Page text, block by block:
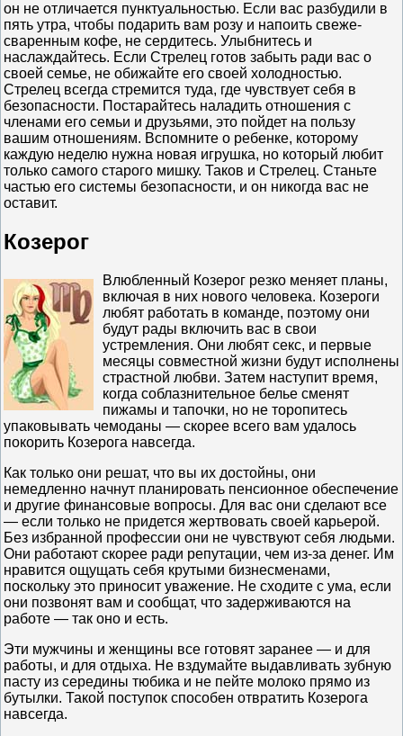
он не отличается пунктуальностью. Если вас разбудили в
пять утра, чтобы подарить вам розу и напоить свеже-
сваренным кофе, не сердитесь. Улыбнитесь и
наслаждайтесь. Если Стрелец готов забыть ради вас о
своей семье, не обижайте его своей холодностью.
Стрелец всегда стремится туда, где чувствует себя в
безопасности. Постарайтесь наладить отношения с
членами его семьи и друзьями, это пойдет на пользу
вашим отношениям. Вспомните о ребенке, которому
каждую неделю нужна новая игрушка, но который любит
только самого старого мишку. Таков и Стрелец. Станьте
частью его системы безопасности, и он никогда вас не
оставит.
Козерог
Влюбленный Козерог резко меняет планы,
включая в них нового человека. Козероги
любят работать в команде, поэтому они
будут рады включить вас в свои
устремления. Они любят секс, и первые
месяцы совместной жизни будут исполнены
страстной любви. Затем наступит время,
когда соблазнительное белье сменят
пижамы и тапочки, но не торопитесь
упаковывать чемоданы — скорее всего вам удалось
покорить Козерога навсегда.
Как только они решат, что вы их достойны, они
немедленно начнут планировать пенсионное обеспечение
и другие финансовые вопросы. Для вас они сделают все
— если только не придется жертвовать своей карьерой.
Без избранной профессии они не чувствуют себя людьми.
Они работают скорее ради репутации, чем из-за денег. Им
нравится ощущать себя крутыми бизнесменами,
поскольку это приносит уважение. Не сходите с ума, если
они позвонят вам и сообщат, что задерживаются на
работе — так оно и есть.
Эти мужчины и женщины все готовят заранее — и для
работы, и для отдыха. Не вздумайте выдавливать зубную
пасту из середины тюбика и не пейте молоко прямо из
бутылки. Такой поступок способен отвратить Козерога
навсегда.